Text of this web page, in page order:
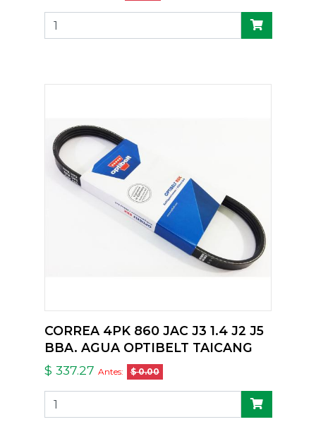
CORREA 4PK 860 JAC J3 1.4 J2 J5
BBA. AGUA OPTIBELT TAICANG
$ 337.27 Antes: $ 0.00